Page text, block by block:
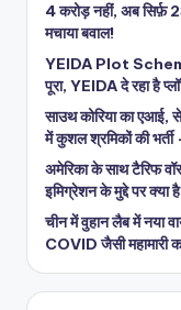
4 करोड़ नहीं, अब सिर्फ़
मचाया बवाल!
YEIDA Plot Scheme
पूरा, YEIDA दे रहा है
साउथ कोरिया का एआई,
में कुशल श्रमिकों की
अमेरिका के साथ टैरिफ
इमिग्रेशन के मुद्दे पर क्या
चीन में वुहान लैब में नया
COVID जैसी महामारी